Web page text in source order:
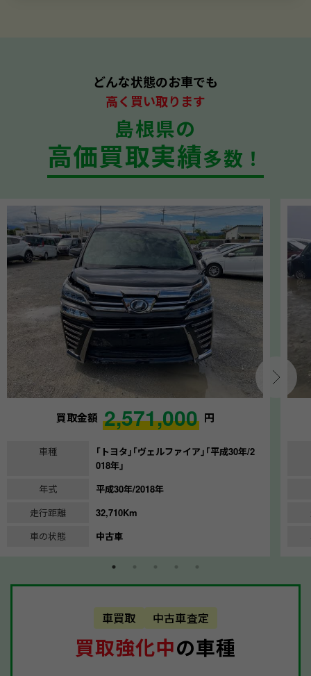
どんな状態のお車でも
高く買い取ります
島根県の
高価買取実績多数！
買取金額 2,571,000 円
車種
｢トヨタ｣｢ヴェルファイア｣｢平成30年/2
018年｣
年式
平成30年/2018年
走行距離
32,710Km
車の状態
中古車
車買取 中古車査定
買取強化中の車種